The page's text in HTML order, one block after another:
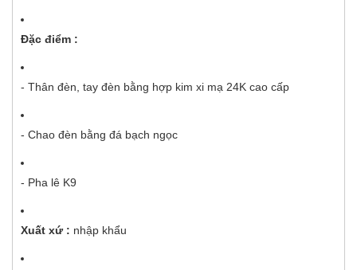
Đặc điểm :
- Thân đèn, tay đèn bằng hợp kim xi mạ 24K cao cấp
- Chao đèn bằng đá bạch ngọc
- Pha lê K9
Xuất xứ : nhập khẩu